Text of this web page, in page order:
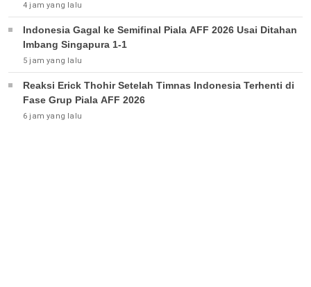
4 jam yang lalu
Indonesia Gagal ke Semifinal Piala AFF 2026 Usai Ditahan
Imbang Singapura 1-1
5 jam yang lalu
Reaksi Erick Thohir Setelah Timnas Indonesia Terhenti di
Fase Grup Piala AFF 2026
6 jam yang lalu